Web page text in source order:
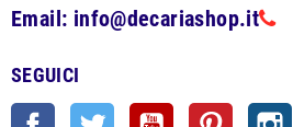
Email: info@decariashop.it
SEGUICI
Facebook Twitter YouTube Pinterest